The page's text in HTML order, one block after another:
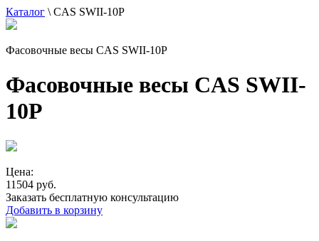
Каталог \ CAS SWII-10P
Фасовочные весы CAS SWII-10P
Фасовочные весы CAS SWII-
10P
Цена:
11504 руб.
Заказать бесплатную консультацию
Добавить в корзину